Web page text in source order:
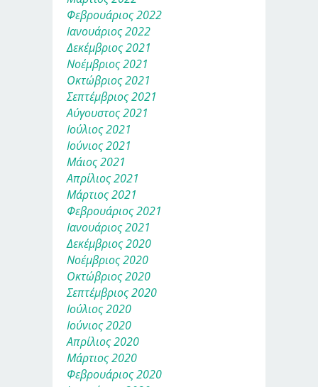
Φεβρουάριος 2022
Ιανουάριος 2022
Δεκέμβριος 2021
Νοέμβριος 2021
Οκτώβριος 2021
Σεπτέμβριος 2021
Αύγουστος 2021
Ιούλιος 2021
Ιούνιος 2021
Μάιος 2021
Απρίλιος 2021
Μάρτιος 2021
Φεβρουάριος 2021
Ιανουάριος 2021
Δεκέμβριος 2020
Νοέμβριος 2020
Οκτώβριος 2020
Σεπτέμβριος 2020
Ιούλιος 2020
Ιούνιος 2020
Απρίλιος 2020
Μάρτιος 2020
Φεβρουάριος 2020